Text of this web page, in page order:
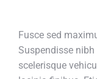
Fusce sed
Suspendisse
scelerisque